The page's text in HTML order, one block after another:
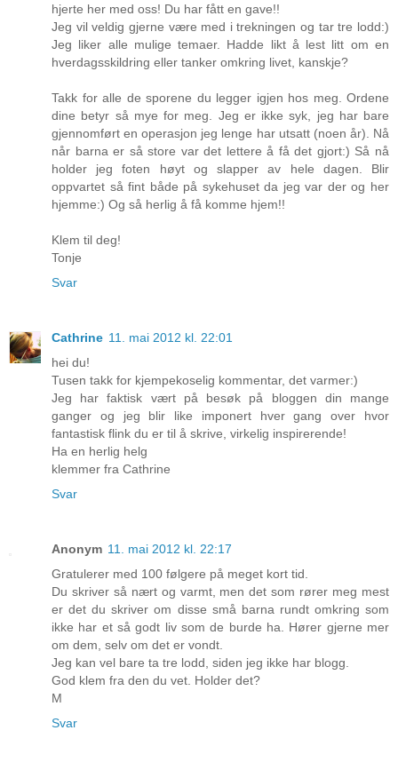
hjerte her med oss! Du har fått en gave!!
Jeg vil veldig gjerne være med i trekningen og tar tre lodd:)
Jeg liker alle mulige temaer. Hadde likt å lest litt om en
hverdagsskildring eller tanker omkring livet, kanskje?
Takk for alle de sporene du legger igjen hos meg. Ordene
dine betyr så mye for meg. Jeg er ikke syk, jeg har bare
gjennomført en operasjon jeg lenge har utsatt (noen år). Nå
når barna er så store var det lettere å få det gjort:) Så nå
holder jeg foten høyt og slapper av hele dagen. Blir
oppvartet så fint både på sykehuset da jeg var der og her
hjemme:) Og så herlig å få komme hjem!!
Klem til deg!
Tonje
Svar
Cathrine 11. mai 2012 kl. 22:01
hei du!
Tusen takk for kjempekoselig kommentar, det varmer:)
Jeg har faktisk vært på besøk på bloggen din mange
ganger og jeg blir like imponert hver gang over hvor
fantastisk flink du er til å skrive, virkelig inspirerende!
Ha en herlig helg
klemmer fra Cathrine
Svar
Anonym 11. mai 2012 kl. 22:17
Gratulerer med 100 følgere på meget kort tid.
Du skriver så nært og varmt, men det som rører meg mest
er det du skriver om disse små barna rundt omkring som
ikke har et så godt liv som de burde ha. Hører gjerne mer
om dem, selv om det er vondt.
Jeg kan vel bare ta tre lodd, siden jeg ikke har blogg.
God klem fra den du vet. Holder det?
M
Svar